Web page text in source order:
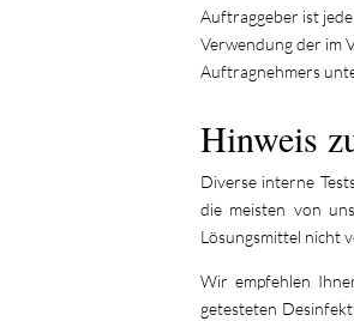
Auftraggeber ist
Verwendung der im
Auftragnehmers
Hinweis
Diverse interne
die meisten von
Lösungsmittel nicht
Wir empfehlen
getesteten